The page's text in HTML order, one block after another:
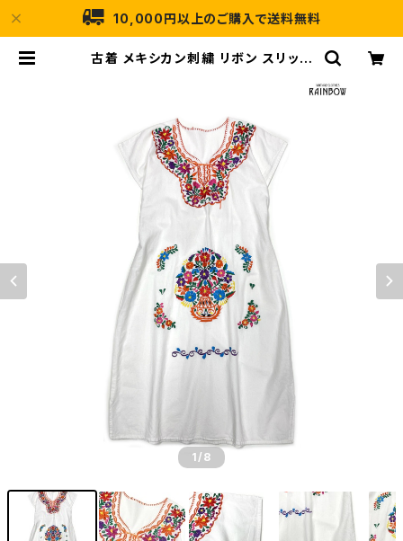
10,000円以上のご購入で送料無料
古着 メキシカン刺繍 リボン スリット
ス 白 オレンジ (otu2604056) | 古
1/8